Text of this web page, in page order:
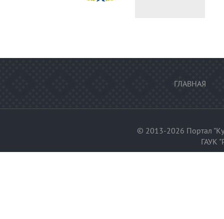
ГЛАВНАЯ
© 2013-2026 Портал
ГАУК